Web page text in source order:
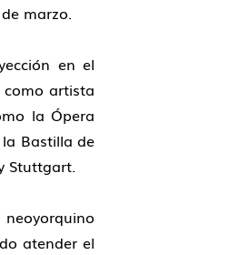
marzo.
en el
artista
la Ópera
Bastilla de
Stuttgart.
atender el